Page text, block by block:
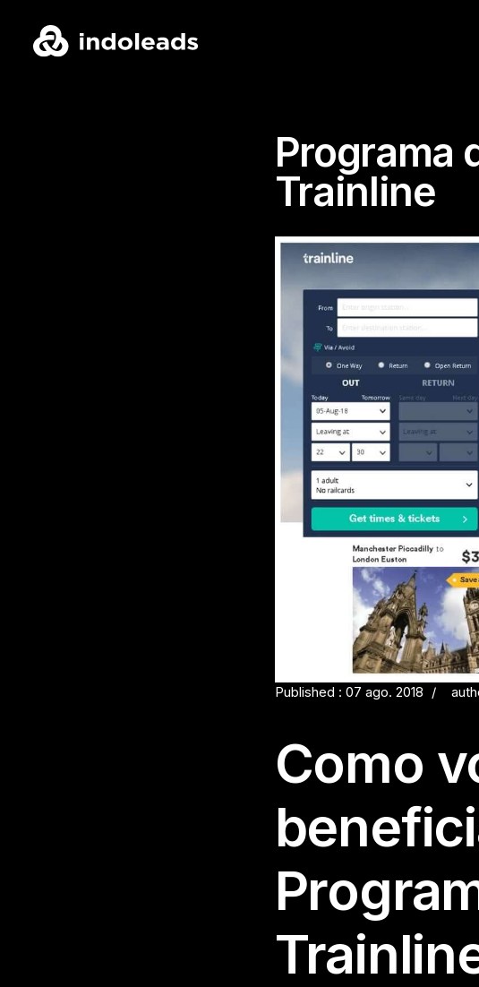
Programa
Trainline
Published : 07 ago. 2018
Como